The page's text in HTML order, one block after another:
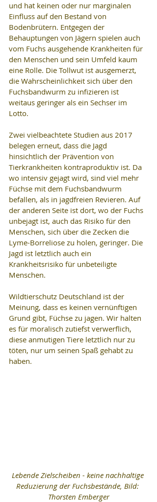
und hat keinen oder nur marginalen
Einfluss auf den Bestand von
Bodenbrütern. Entgegen der
Behauptungen von Jägern spielen auch
vom Fuchs ausgehende Krankheiten für
den Menschen und sein Umfeld kaum
eine Rolle. Die Tollwut ist ausgemerzt,
die Wahrscheinlichkeit sich über den
Fuchsbandwurm zu infizieren ist
weitaus geringer als ein Sechser im
Lotto.
Zwei vielbeachtete Studien aus 2017
belegen erneut, dass die Jagd
hinsichtlich der Prävention von
Tierkrankheiten kontraproduktiv ist. Da
wo intensiv gejagt wird, sind viel mehr
Füchse mit dem Fuchsbandwurm
befallen, als in jagdfreien Revieren. Auf
der anderen Seite ist dort, wo der Fuchs
unbejagt ist, auch das Risiko für den
Menschen, sich über die Zecken die
Lyme-Borreliose zu holen, geringer. Die
Jagd ist letztlich auch ein
Krankheitsrisiko für unbeteiligte
Menschen.
Wildtierschutz Deutschland ist der
Meinung, dass es keinen vernünftigen
Grund gibt, Füchse zu jagen. Wir halten
es für moralisch zutiefst verwerflich,
diese anmutigen Tiere letztlich nur zu
töten, nur um seinen Spaß gehabt zu
haben.
Lebende Zielscheiben - keine nachhaltige
Reduzierung der Fuchsbestände, Bild:
Thorsten Emberger